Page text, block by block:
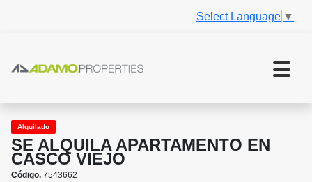
Select Language ▼
Alquilado
SE ALQUILA APARTAMENTO EN
CASCO VIEJO
Código. 7543662